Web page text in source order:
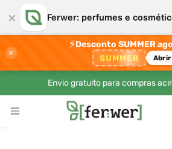
× Ferwer: perfumes e
×
⚡Desconto SUMMER
SUMMER Abrir
Envio gratuito para compras